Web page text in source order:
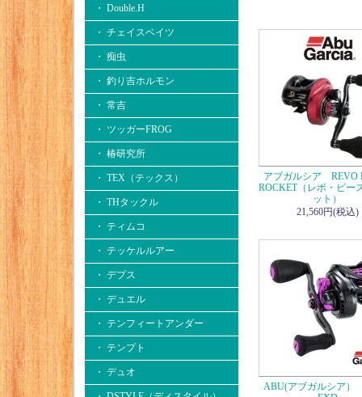
・ Double.H
・ チェイスベイツ
・ 痴虫
・ 釣り吉ホルモン
・ 常吉
・ ツッガーFROG
・ 椿研究所
・ TEX（テックス）
・ THタックル
・ ティムコ
・ テッケルルアー
・ デプス
・ デュエル
・ テンフィートアンダー
・ テンプト
・ デュオ
アブガルシア REVO
ROCKET（レボ・ビー
ット）
21,560円(税込)
ABU(アブガルシア）